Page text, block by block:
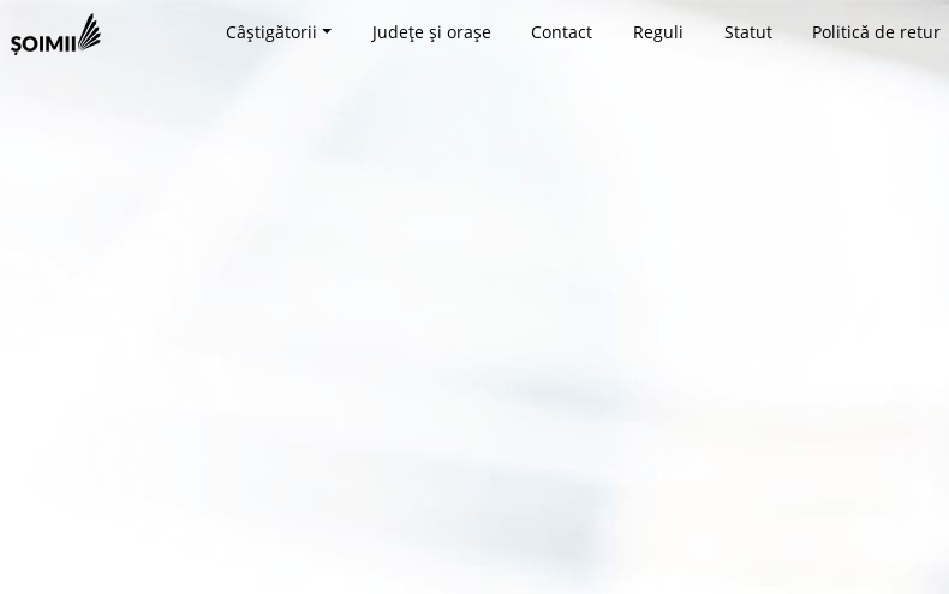
Câștigătorii Județe și orașe Contact Reguli Statut Politică de retur